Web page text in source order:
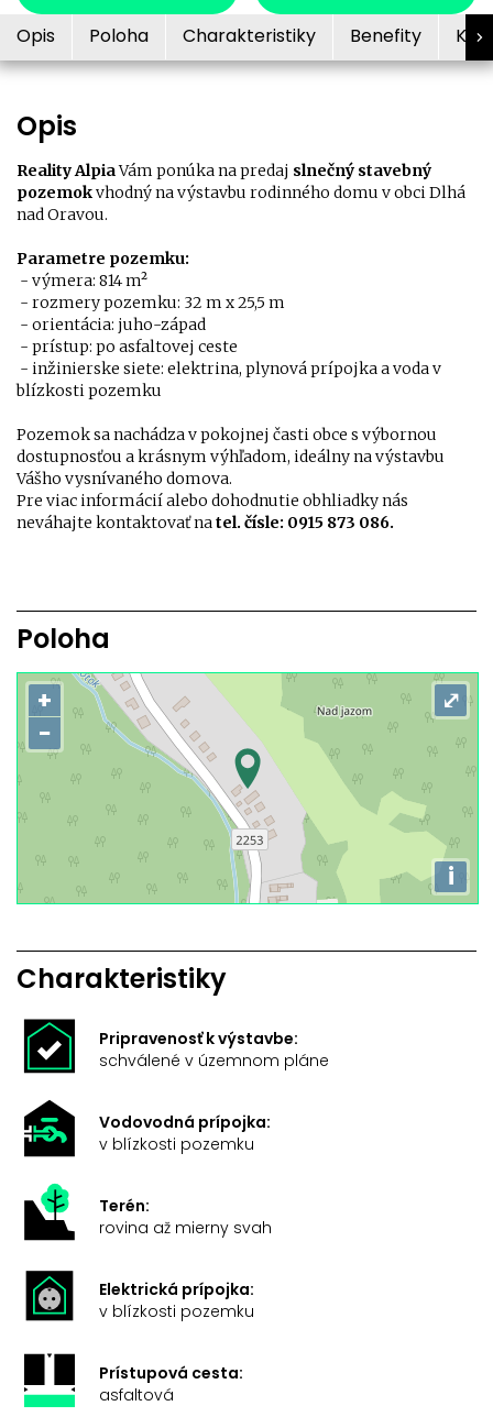
Opis Poloha Charakteristiky Benefity
Opis
Reality AlpiaVám ponúka na predaj slnečný stavebný
pozemokvhodný na výstavbu rodinného domu v obci Dlhá
nad Oravou.
Parametre pozemku:
- výmera: 814 m²
- rozmery pozemku: 32 m x 25,5 m
- orientácia: juho-západ
- prístup: po asfaltovej ceste
- inžinierske siete: elektrina, plynová prípojka a voda v
blízkosti pozemku
Pozemok sa nachádza v pokojnej časti obce s výbornou
dostupnosťou a krásnym výhľadom, ideálny na výstavbu
Vášho vysnívaného domova.
Pre viac informácií alebo dohodnutie obhliadky nás
neváhajte kontaktovať natel. čísle: 0915 873 086.
Poloha
+
−
i
⤢
Charakteristiky
Pripravenosť k výstavbe:
schválené v územnom pláne
Vodovodná prípojka:
v blízkosti pozemku
Terén:
rovina až mierny svah
Elektrická prípojka:
v blízkosti pozemku
Prístupová cesta:
asfaltová